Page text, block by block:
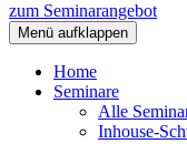
zum Seminarangebot
Menü aufklappen
Home
Seminare
Alle
Inhouse-